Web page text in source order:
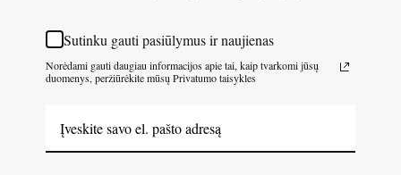
Sutinku gauti pasiūlymus ir naujienas
Norėdami gauti daugiau informacijos apie tai, kaip tvarkomi jūsų
duomenys, peržiūrėkite mūsų Privatumo taisykles